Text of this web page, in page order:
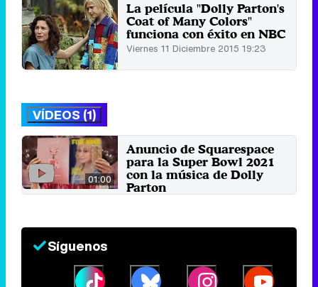
La película "Dolly Parton's
Coat of Many Colors"
funciona con éxito en NBC
Viernes 11 Diciembre 2015 19:23
VÍDEOS (1)
01:00
Anuncio de Squarespace
para la Super Bowl 2021
con la música de Dolly
Parton
Síguenos